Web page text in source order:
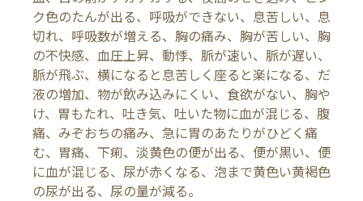
ク色のたんが出る、呼吸ができない、息苦しい、息
切れ、呼吸数が増える、胸の痛み、胸が苦しい、胸
の不快感、血圧上昇、動悸、脈が速い、脈が遅い、
脈が飛ぶ、横になると息苦しく座ると楽になる、だ
液の増加、物が飲み込みにくい、食欲がない、胸や
け、胃もたれ、吐き気、吐いた物に血が混じる、腹
痛、みぞおちの痛み、急に胃のあたりがひどく痛
む、胃痛、下痢、淡黄色の便が出る、便が黒い、便
に血が混じる、尿が赤くなる、泡まで黄色い黄褐色
の尿が出る、尿の量が減る。